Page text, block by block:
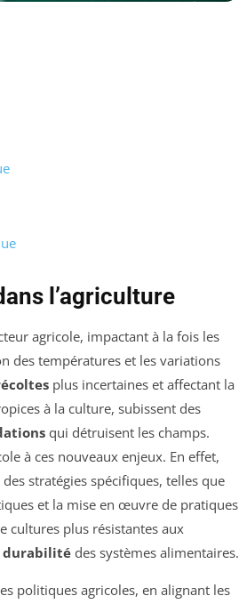
l’agriculture
agricole, impactant à la fois les
des températures et les variations
plus incertaines et affectant la
à la culture, subissent des
qui détruisent les champs.
à ces nouveaux enjeux. En effet,
stratégies spécifiques, telles que
et la mise en œuvre de pratiques
cultures plus résistantes aux
durabilité des systèmes alimentaires.
politiques agricoles, en alignant les